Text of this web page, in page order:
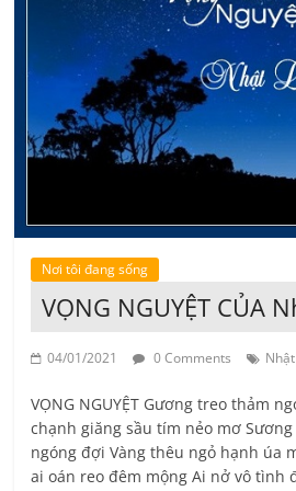
Nơi tôi đang sống
VỌNG NGUYỆT CỦA
04/01/2021 0 Comments
VỌNG NGUYỆT Gương treo thảm
chạnh giăng sầu tím nẻo mơ
ngóng đợi Vàng thêu ngỏ hạnh úa
ai oán reo đêm mộng Ai nở vô tình